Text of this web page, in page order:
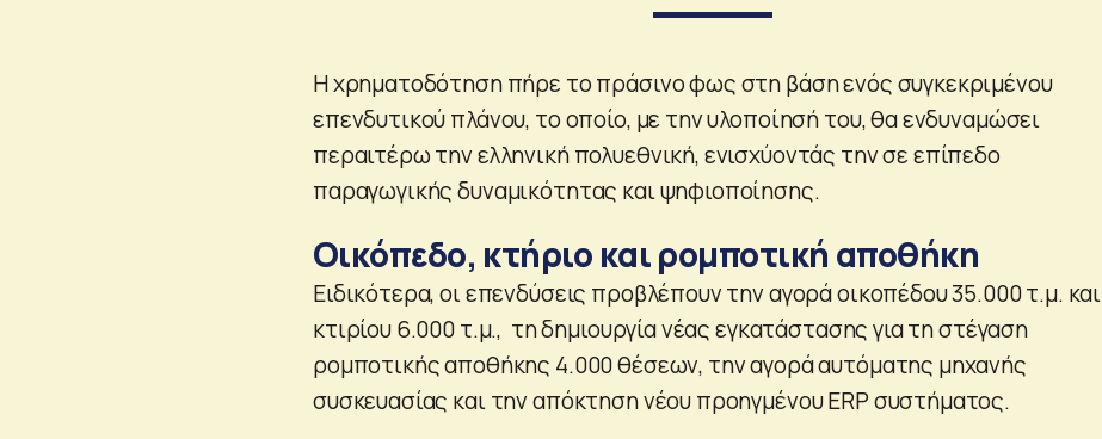
Η χρηματοδότηση πήρε το πράσινο φως στη βάση ενός συγκεκριμένου
επενδυτικού πλάνου, το οποίο, με την υλοποίησή του, θα ενδυναμώσει
περαιτέρω την ελληνική πολυεθνική, ενισχύοντάς την σε επίπεδο
παραγωγικής δυναμικότητας και ψηφιοποίησης.
Οικόπεδο, κτήριο και ρομποτική αποθήκη
Ειδικότερα, οι επενδύσεις προβλέπουν την αγορά οικοπέδου 35.000 τ.μ. και
κτιρίου 6.000 τ.μ., τη δημιουργία νέας εγκατάστασης για τη στέγαση
ρομποτικής αποθήκης 4.000 θέσεων, την αγορά αυτόματης μηχανής
συσκευασίας και την απόκτηση νέου προηγμένου ERP συστήματος.